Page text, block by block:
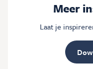
Meer
Laat je